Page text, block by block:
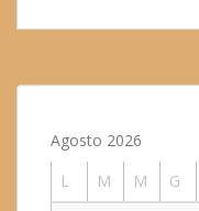
Agosto 2026
L
M M G